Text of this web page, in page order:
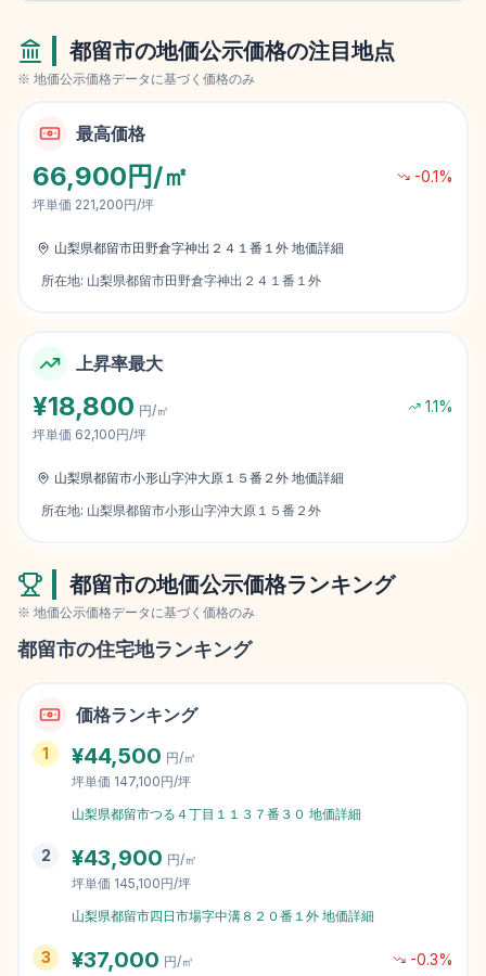
都留市の地価公示価格の注目地点
※ 地価公示価格データに基づく価格のみ
最高価格
66,900円/㎡ -0.1%
坪単価 221,200円/坪
山梨県都留市田野倉字神出２４１番１外 地価詳細
所在地: 山梨県都留市田野倉字神出２４１番１外
上昇率最大
¥18,800 円/㎡ 1.1%
坪単価 62,100円/坪
山梨県都留市小形山字沖大原１５番２外 地価詳細
所在地: 山梨県都留市小形山字沖大原１５番２外
都留市の地価公示価格ランキング
※ 地価公示価格データに基づく価格のみ
都留市の住宅地ランキング
価格ランキング
1 ¥44,500 円/㎡
坪単価 147,100円/坪
山梨県都留市つる４丁目１１３７番３０ 地価詳細
2 ¥43,900 円/㎡
坪単価 145,100円/坪
山梨県都留市四日市場字中溝８２０番１外 地価詳細
3 ¥37,000 円/㎡ -0.3%